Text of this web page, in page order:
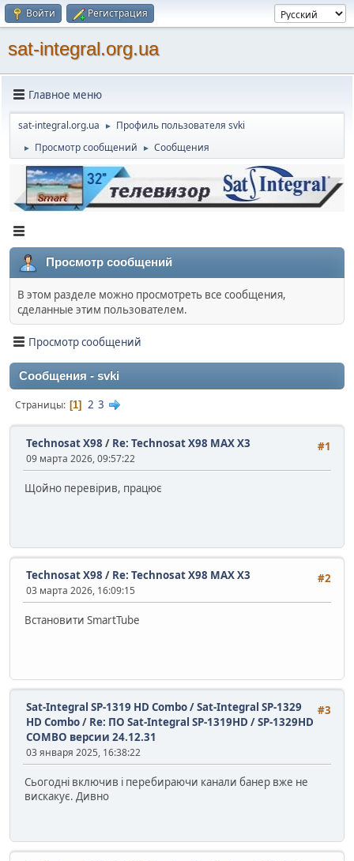
Войти Регистрация
sat-integral.org.ua
Главное меню
sat-integral.org.ua ► Профиль пользователя svki
► Просмотр сообщений ► Сообщения
Просмотр сообщений
В этом разделе можно просмотреть все сообщения,
сделанные этим пользователем.
Просмотр сообщений
Сообщения - svki
Страницы 1 2 3
#1
Technosat X98 / Re: Technosat X98 MAX X3
09 марта 2026, 09:57:22
Щойно перевірив, працює
#2
Technosat X98 / Re: Technosat X98 MAX X3
03 марта 2026, 16:09:15
Встановити SmartTube
#3
Sat-Integral SP-1319 HD Combo / Sat-Integral SP-1329
HD Combo/ Re: ПО Sat-Integral SP-1319HD / SP-1329HD
COMBO версии 24.12.31
03 января 2025, 16:38:22
Сьогодні включив і перебираючи канали банер вже не
вискакує. Дивно